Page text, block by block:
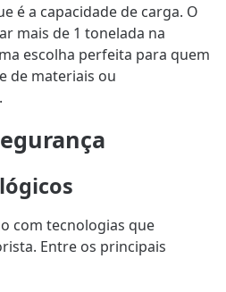
é a capacidade de carga. O
mais de 1 tonelada na
escolha perfeita para quem
de materiais ou
com tecnologias que
Entre os principais